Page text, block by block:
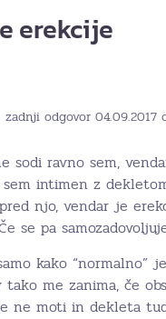
erekcije
zadnji odgovor 04.09.2017
sodi ravno sem,
intimen z
njo, vendar je
se pa
kako
me zanima, če
ne moti in dekleta